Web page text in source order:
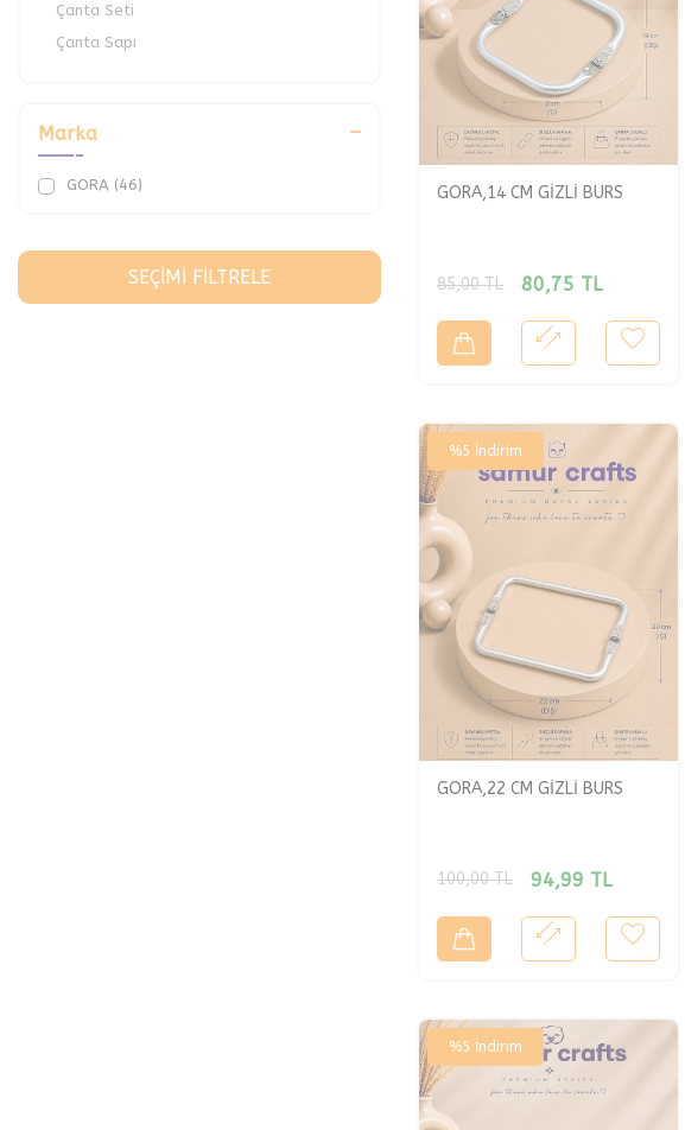
Çanta Seti
Çanta Sapı
Çanta Bursu
Çanta Örgü Yardımcıları
Marka
GORA (46)
SEÇIMI FILTRELE
GORA,14 CM GİZLİ BURS
85,00TL 80,75 TL
%5 İndirim
GORA,22 CM GİZLİ BURS
100,00TL 94,99 TL
%5 İndirim